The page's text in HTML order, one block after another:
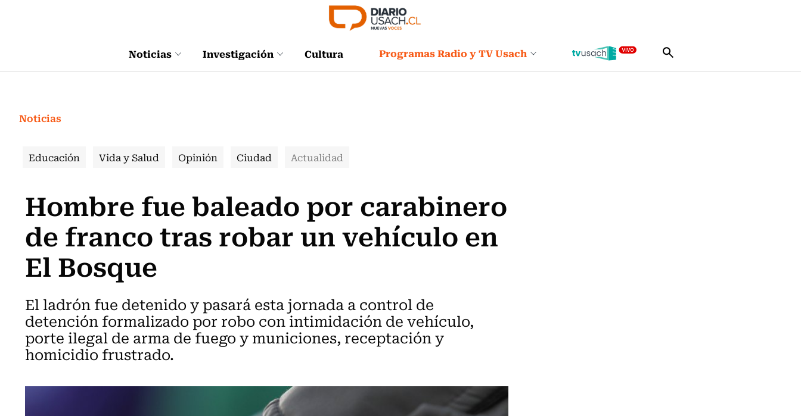
Noticias Investigación Cultura Programas Radio y TV Usach
Noticias
Educación Vida y Salud Opinión Ciudad Actualidad
Hombre fue baleado por carabinero
de franco tras robar un vehículo en
El Bosque
El ladrón fue detenido y pasará esta jornada a control de
detención formalizado por robo con intimidación de vehículo,
porte ilegal de arma de fuego y municiones, receptación y
homicidio frustrado.